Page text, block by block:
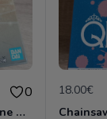
0
Demon Slayer - Figurine Muzan Kibutsuji - Banpresto - Bandai - Kimetsu no yaiba
18.00€